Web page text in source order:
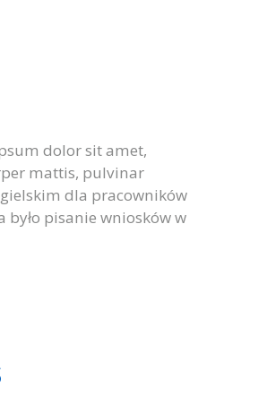
dolor sit amet,
mattis, pulvinar
dla pracowników
było pisanie wniosków w